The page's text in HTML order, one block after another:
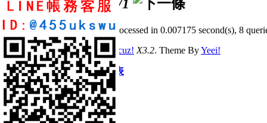
站長推薦 /1
GMT+8, 2026-8-10 11:13, Processed in 0.007175 second(s), 8
© 2001-2011 Powered byDiscuz! X3.2. Theme ByYeei!
快速回復 返回頂部 返回列表